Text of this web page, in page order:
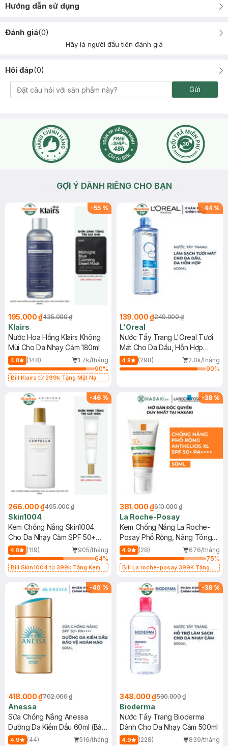
Hướng dẫn sử dụng
Đánh giá(0)
Hãy là người đầu tiên đánh giá
Hỏi đáp(0)
Gửi
GỢI Ý DÀNH RIÊNG CHO BẠN
-55 %
195.000 ₫435.000 ₫
Klairs
Nước Hoa Hồng Klairs Không
Mùi Cho Da Nhạy Cảm 180ml
4.8 (148)
1.7k/tháng
90%
Bill Klairs từ 299k Tặng Mặt Nạ
25ml (SL Có Hạn)
-44 %
139.000 ₫249.000 ₫
L'Oreal
Nước Tẩy Trang L'Oreal Tươi
Mát Cho Da Dầu, Hỗn Hợp
400ml
4.8 (298)
2.0k/tháng
90%
-46 %
266.000 ₫495.000 ₫
Skin1004
Kem Chống Nắng Skin1004
Cho Da Nhạy Cảm SPF 50+
50ml
4.8 (119)
905/tháng
64%
Bill Skin1004 từ 399k Tặng Kem
SPF 50+ 20ml (SL Có Hạn)
-38 %
381.000 ₫610.000 ₫
La Roche-Posay
Kem Chống Nắng La Roche-
Posay Phổ Rộng, Nâng Tông
Kiềm Dầu 50ml
4.9 (28)
676/tháng
75%
Bill La roche-posay 399K Tặng
(SL có hạn)
-40 %
418.000 ₫702.000 ₫
Anessa
Sữa Chống Nắng Anessa
Dưỡng Da Kiềm Dầu 60ml (Bản
Mới)
4.9 (44)
516/tháng
-38 %
348.000 ₫560.000 ₫
Bioderma
Nước Tẩy Trang Bioderma
Dành Cho Da Nhạy Cảm 500ml
4.9 (228)
839/tháng